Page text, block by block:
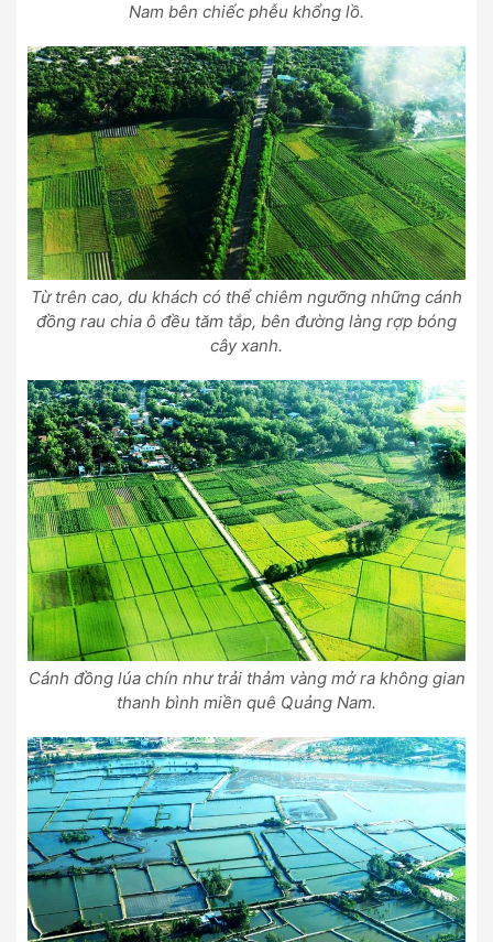
Nam bên chiếc phễu khổng lồ.
Từ trên cao, du khách có thể chiêm ngưỡng những cánh
đồng rau chia ô đều tăm tắp, bên đường làng rợp bóng
cây xanh.
Cánh đồng lúa chín như trải thảm vàng mở ra không gian
thanh bình miền quê Quảng Nam.